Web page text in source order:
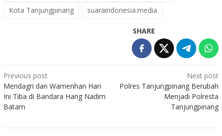
Kota Tanjungpinang
suaraindonesia.media
SHARE
Post
navigation
Previous post
Mendagri dan Wamenhan Hari
Ini Tiba di Bandara Hang Nadim
Batam
Next post
Polres Tanjungpinang Berubah
Menjadi Polresta
Tanjungpinang